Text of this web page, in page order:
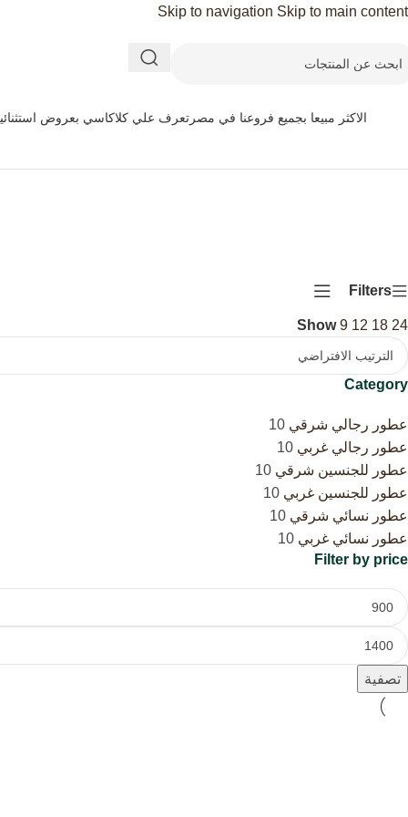
Skip to navigation Skip to main content
الاكثر مبيعا بجميع فروعنا في مصر تعرف علي كلاكاسي بعروض
Filters
Show9 12 18 24
Category
عطور رجالي شرقي 10
عطور رجالي غربي 10
عطور للجنسين شرقي 10
عطور للجنسين غربي 10
عطور نسائي شرقي 10
عطور نسائي غربي 10
Filter by price
تصفية